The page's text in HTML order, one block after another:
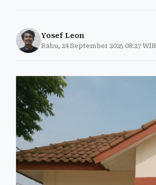
Yosef Leon
Rabu, 24 September 2025 08:27 WIB